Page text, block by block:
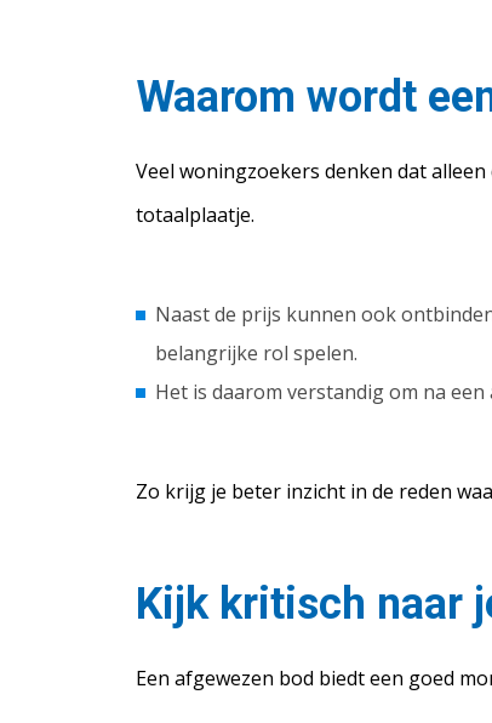
Waarom wordt
Veel woningzoekers denken dat
totaalplaatje.
Naast de prijs kunnen ook
belangrijke rol spelen.
Het is daarom verstandig om na
Zo krijg je beter inzicht in de reden
Kijk kritisch naar
Een afgewezen bod biedt een goed